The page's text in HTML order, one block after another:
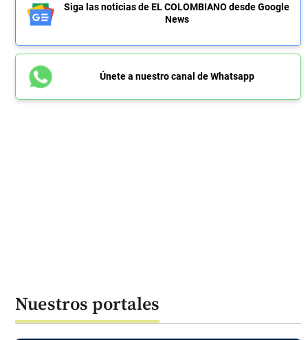
Siga las noticias de EL COLOMBIANO desde Google
News
Únete a nuestro canal de Whatsapp
Nuestros portales